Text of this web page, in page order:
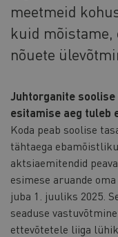
meetmeid
kuid
nõuete
Juhtorganite
esitamise aeg tuleb
Koda peab soolise
tähtaega
aktsiaemitendid
esimese aruande
juba 1. juuliks 2025.
seaduse
ettevõtetele liiga